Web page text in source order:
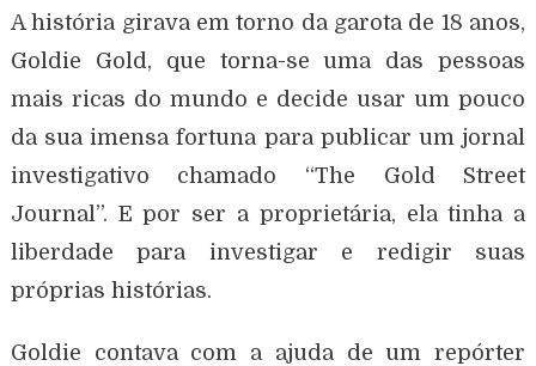
A história girava em torno da garota de 18 anos,
Goldie Gold, que torna-se uma das pessoas
mais ricas do mundo e decide usar um pouco
da sua imensa fortuna para publicar um jornal
investigativo chamado “The Gold Street
Journal”. E por ser a proprietária, ela tinha a
liberdade para investigar e redigir suas
próprias histórias.
Goldie contava com a ajuda de um repórter